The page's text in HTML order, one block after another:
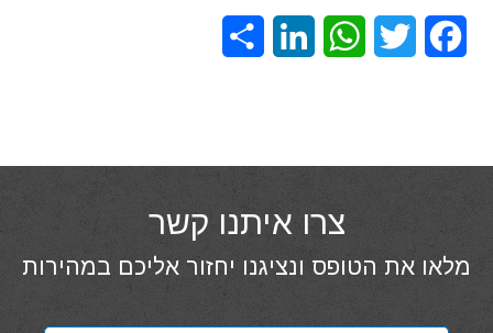
Facebook
Twitter
WhatsApp
LinkedIn
צרו איתנו קשר
מלאו את הטופס ונציגנו יחזור אליכם במהירות